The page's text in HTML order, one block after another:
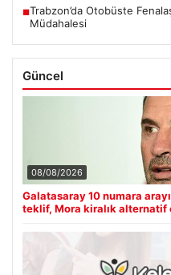
■Trabzon’da Otobüste
Müdahalesi
Güncel
08/08/2026
Galatasaray 10 numara
teklif, Mora kiralık alternatif